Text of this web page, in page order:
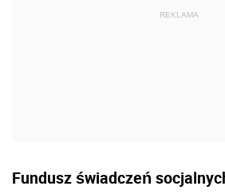
Fundusz świadczeń